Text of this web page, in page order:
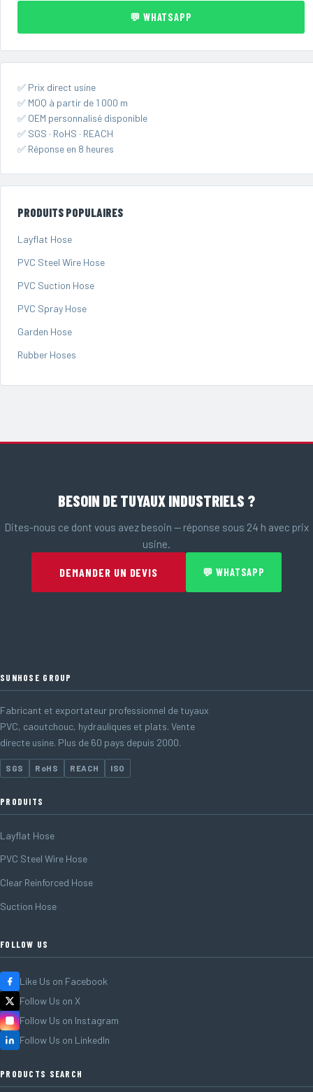
💬 WHATSAPP
✅ Prix direct usine
✅ MOQ à partir de 1 000 m
✅ OEM personnalisé disponible
✅ SGS · RoHS · REACH
✅ Réponse en 8 heures
PRODUITS POPULAIRES
Layflat Hose
PVC Steel Wire Hose
PVC Suction Hose
PVC Spray Hose
Garden Hose
Rubber Hoses
BESOIN DE TUYAUX INDUSTRIELS ?
Dites-nous ce dont vous avez besoin — réponse sous 24 h avec prix
usine.
DEMANDER UN DEVIS 💬 WHATSAPP
SUNHOSE GROUP
Fabricant et exportateur professionnel de tuyaux
PVC, caoutchouc, hydrauliques et plats. Vente
directe usine. Plus de 60 pays depuis 2000.
SGS RoHS REACH ISO
PRODUITS
Layflat Hose
PVC Steel Wire Hose
Clear Reinforced Hose
Suction Hose
FOLLOW US
Like Us on Facebook
Follow Us on X
Follow Us on Instagram
Follow Us on LinkedIn
PRODUCTS SEARCH